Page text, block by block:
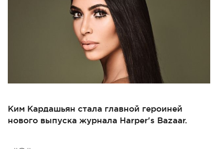
Ким Кардашьян стала главной героиней
нового выпуска журнала Harper's Bazaar.